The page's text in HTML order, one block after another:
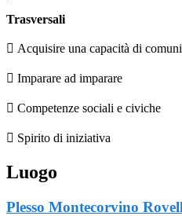
Trasversali
 Acquisire una capacità di
 Imparare ad imparare
 Competenze sociali e civiche
 Spirito di iniziativa
Luogo
Plesso Montecorvino